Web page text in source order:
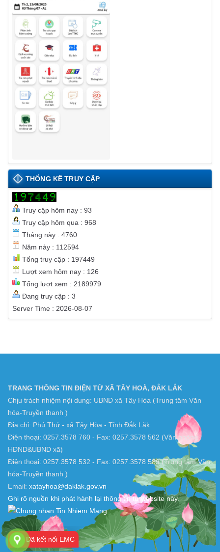
THỐNG KÊ TRUY CẬP
Truy cập hôm nay : 93
Truy cập hôm qua : 968
Năm này : 112594
Tổng truy cập : 197449
TRANG THÔNG TIN ĐIỆN TỬ XÃ TÂY HOÀ, ĐẮK LẮK
Chịu trách nhiệm nội dung: UBND xã Tây Hòa (Trung tâm Văn
hóa-Truyền thanh )
Điện thoại: 0257.3578 760 - Fax: 0257.3578 562 (Văn phòng
HĐND&UBND xã)
Điện thoại: 0257.3578 532 - Fax: 0257.3578 589 (Trung tâm Văn
hóa-Truyền thanh )
Email:xatayhoa@daklak.gov.vn
Ghi rõ nguồn khi phát hành lại thông tin từ website này.